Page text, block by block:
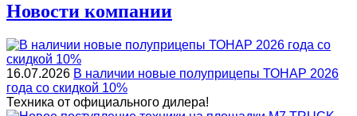
Новости компании
16.07.2026 В наличии новые полуприцепы ТОНАР 2026
года со скидкой 10%
Техника от официального дилера!